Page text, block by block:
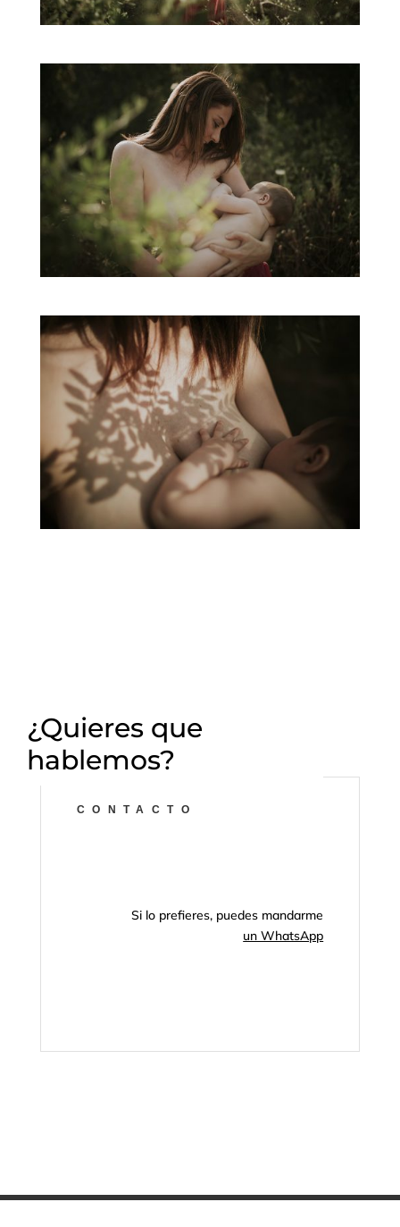
CONTACTO
¿Quieres que
hablemos?
Si lo prefieres, puedes mandarme
un WhatsApp